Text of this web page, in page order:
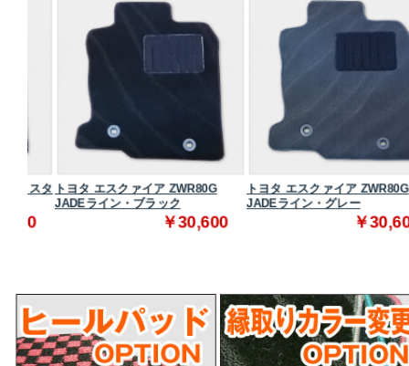
トヨタ エスクァイア ZWR80G
JADEライン・ブラック
￥30,600
トヨタ エスクァイア ZWR80G
JADEライン・グレー
￥30,600